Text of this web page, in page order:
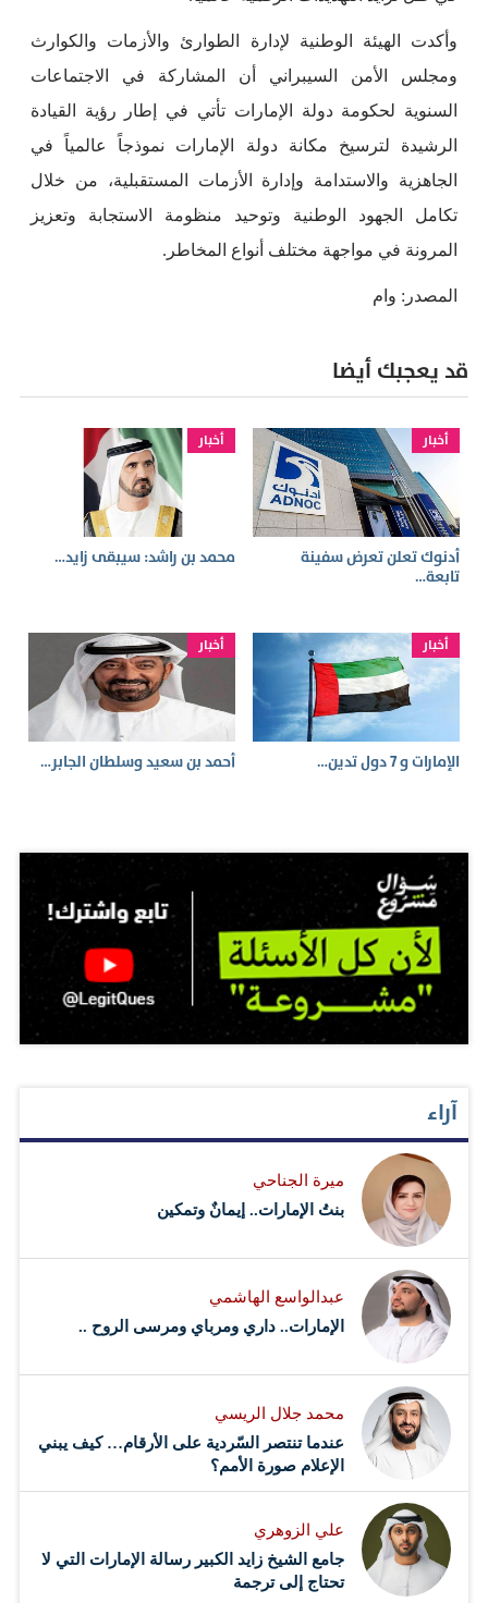
وأكدت الهيئة الوطنية لإدارة الطوارئ والأزمات والكوارث
ومجلس الأمن السيبراني أن المشاركة في الاجتماعات
السنوية لحكومة دولة الإمارات تأتي في إطار رؤية القيادة
الرشيدة لترسيخ مكانة دولة الإمارات نموذجاً عالمياً في
الجاهزية والاستدامة وإدارة الأزمات المستقبلية، من خلال
تكامل الجهود الوطنية وتوحيد منظومة الاستجابة وتعزيز
المرونة في مواجهة مختلف أنواع المخاطر.
المصدر: وام
قد يعجبك أيضا
أخبار
أدنوك تعلن تعرض سفينة
تابعة…
أخبار
محمد بن راشد: سيبقى زايد…
أخبار
الإمارات و 7 دول تدين…
أخبار
أحمد بن سعيد وسلطان الجابر…
آراء
ميرة الجناحي
بنتُ الإمارات.. إيمانٌ وتمكين
عبدالواسع الهاشمي
الإمارات.. داري ومرباي ومرسى الروح ..
محمد جلال الريسي
عندما تنتصر السّردية على الأرقام… كيف يبني
الإعلام صورة الأمم؟
علي الزوهري
جامع الشيخ زايد الكبير رسالة الإمارات التي لا
تحتاج إلى ترجمة